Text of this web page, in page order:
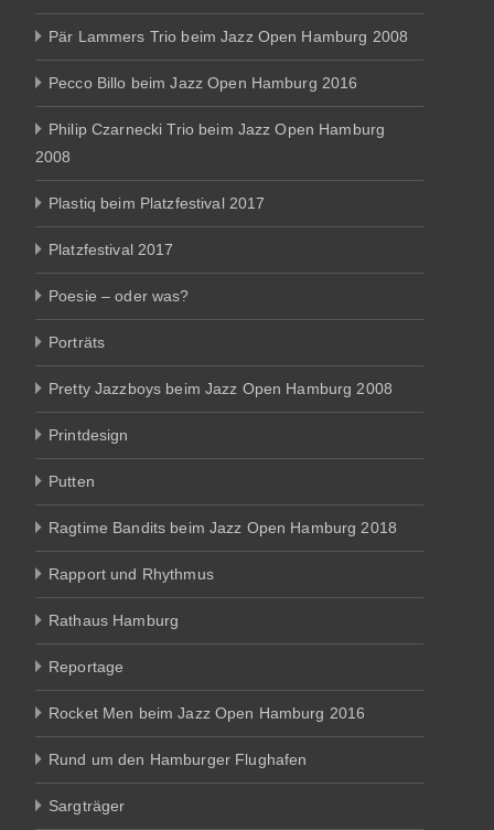
Pär Lammers Trio beim Jazz Open Hamburg 2008
Pecco Billo beim Jazz Open Hamburg 2016
Philip Czarnecki Trio beim Jazz Open Hamburg
2008
Plastiq beim Platzfestival 2017
Platzfestival 2017
Poesie – oder was?
Porträts
Pretty Jazzboys beim Jazz Open Hamburg 2008
Printdesign
Putten
Ragtime Bandits beim Jazz Open Hamburg 2018
Rapport und Rhythmus
Rathaus Hamburg
Reportage
Rocket Men beim Jazz Open Hamburg 2016
Rund um den Hamburger Flughafen
Sargträger